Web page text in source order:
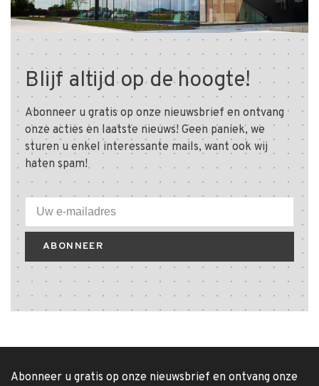
Blijf altijd op de hoogte!
Abonneer u gratis op onze nieuwsbrief en ontvang
onze acties en laatste nieuws! Geen paniek, we
sturen u enkel interessante mails, want ook wij
haten spam!
ABONNEER
Abonneer u gratis op onze nieuwsbrief en ontvang onze